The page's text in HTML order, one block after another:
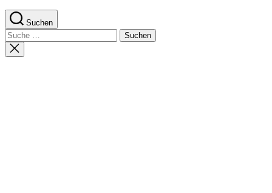
Suchen
Suche
nach:
Suche
schließen